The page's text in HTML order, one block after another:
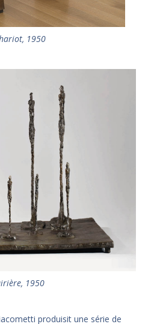
1950
1950
produisit une série de